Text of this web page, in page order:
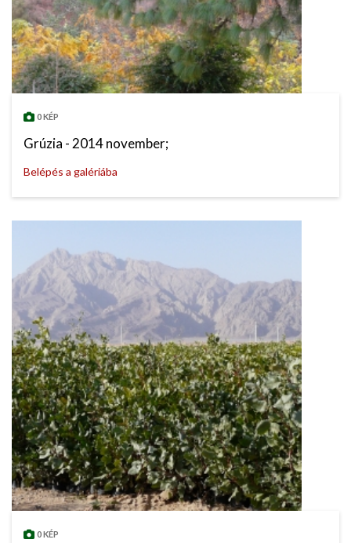
0 KÉP
Grúzia - 2014 november;
Belépés a galériába
0 KÉP